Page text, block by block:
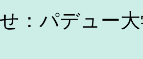
：パデュー